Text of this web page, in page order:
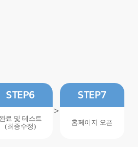
STEP6
완료 및 테스트
(최종수정)
>
STEP7
홈페이지 오픈